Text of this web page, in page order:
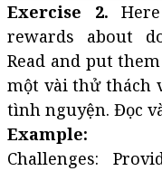
Exercise 2.
rewards about
Read and put
một vài thử thách
tình nguyện. Đọc
Example:
Challenges: